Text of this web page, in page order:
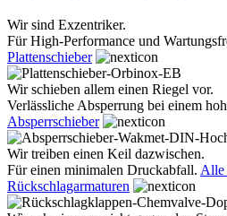
Wir sind Exzentriker.
Für High-Performance und
Plattenschieber
Wir schieben allem einen Riegel vor.
Verlässliche Absperrung bei einem
Absperrschieber
Wir treiben einen Keil dazwischen.
Für einen minimalen Druckabfall. Alle
Rückschlagarmaturen